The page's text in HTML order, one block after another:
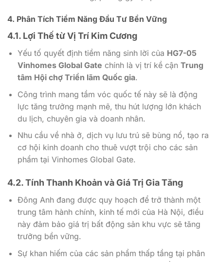
4. Phân Tích Tiềm Năng Đầu Tư Bền Vững
4.1. Lợi Thế từ Vị Trí Kim Cương
Yếu tố quyết định tiềm năng sinh lời của HG7-05
Vinhomes Global Gate chính là vị trí kề cận Trung
tâm Hội chợ Triển lãm Quốc gia.
Công trình mang tầm vóc quốc tế này sẽ là động
lực tăng trưởng mạnh mẽ, thu hút lượng lớn khách
du lịch, chuyên gia và doanh nhân.
Nhu cầu về nhà ở, dịch vụ lưu trú sẽ bùng nổ, tạo ra
cơ hội kinh doanh cho thuê vượt trội cho các sản
phẩm tại Vinhomes Global Gate.
4.2. Tính Thanh Khoản và Giá Trị Gia Tăng
Đông Anh đang được quy hoạch để trở thành một
trung tâm hành chính, kinh tế mới của Hà Nội, điều
này đảm bảo giá trị bất động sản khu vực sẽ tăng
trưởng bền vững.
Sự khan hiếm của các sản phẩm thấp tầng tại phân